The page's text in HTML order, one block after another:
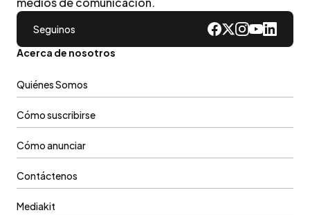
Seguinos
Acerca de nosotros
Quiénes Somos
Cómo suscribirse
Cómo anunciar
Contáctenos
Mediakit